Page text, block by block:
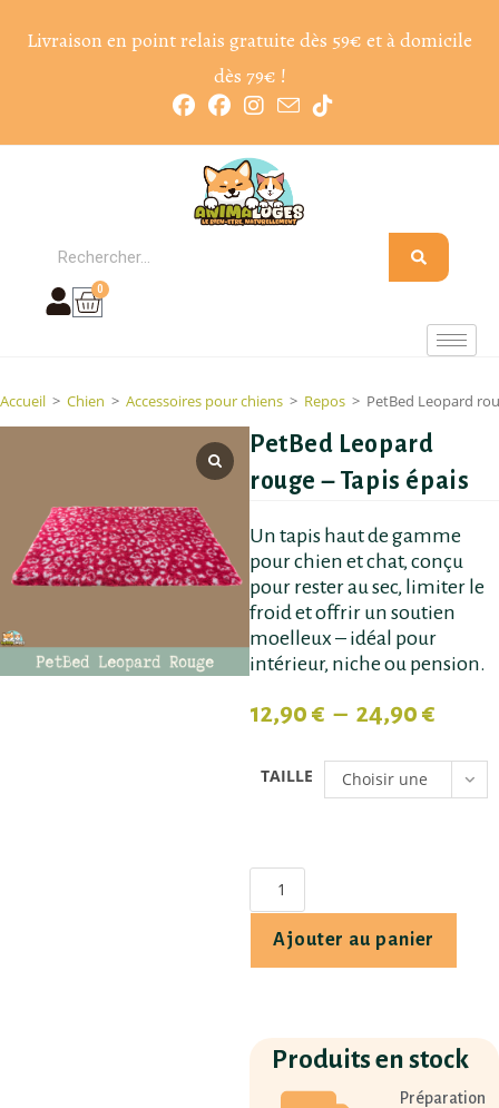
Livraison en point relais gratuite dès 59€ et à domicile
dès 79€ !
0
Accueil > Chien > Accessoires pour chiens > Repos > PetBed Leopard
PetBed Leopard
rouge – Tapis épais
Un tapis haut de gamme
pour chien et chat, conçu
pour rester au sec, limiter le
froid et offrir un soutien
moelleux – idéal pour
intérieur, niche ou pension.
12,90 € – 24,90 €
TAILLE
Choisir une
Ajouter au panier
Produits en stock
Préparation